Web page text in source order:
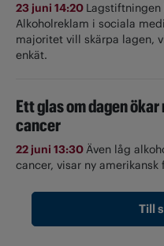
23 juni 14:20
Alkoholreklam i sociala
majoritet vill skärpa lagen,
enkät.
Ett glas om dagen
cancer
22 juni 13:30Även låg
cancer, visar ny amerikansk
Till